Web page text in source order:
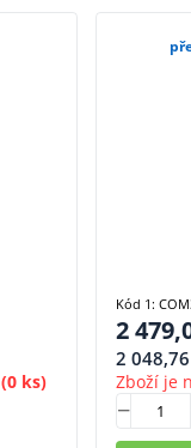
(0 ks)
2
2 048,76
Zboží je
Kód 1: